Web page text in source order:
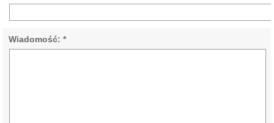
Wiadomość: *